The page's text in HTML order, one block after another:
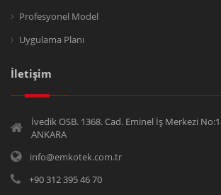
Profesyonel Model
Uygulama Planı
İletişim
İvedik OSB. 1368. Cad. Eminel İş Merkezi
ANKARA
info@emkotek.com.tr
+90 312 395 46 70